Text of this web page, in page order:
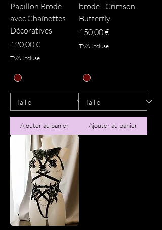
Papillon Brodé
avec Chaînettes
Décoratives
Prix
120,00 €
TVA Incluse
Ajouter au panier
brodé - Crimson
Butterfly
Prix
150,00 €
TVA Incluse
Ajouter au panier